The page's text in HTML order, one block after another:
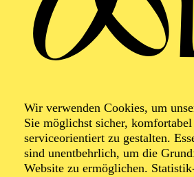
Wir verwenden Cookies, um
Sie möglichst sicher,
serviceorientiert zu gestalten.
sind unentbehrlich, um die
Website zu ermöglichen.
Das Kind
Ding
Ein Spiel- und